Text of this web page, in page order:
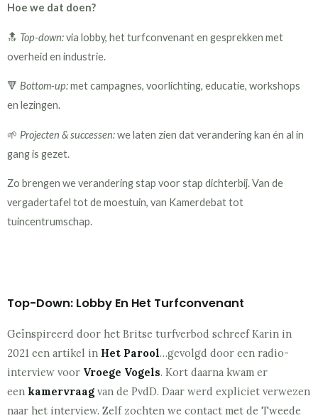
Hoe we dat doen?
🔝 Top-down:via lobby, het turfconvenant en gesprekken met
overheid en industrie.
🔻 Bottom-up:met campagnes, voorlichting, educatie, workshops
en lezingen.
🌱 Projecten & successen:we laten zien dat verandering kan én al in
gang is gezet.
Zo brengen we verandering stap voor stap dichterbij. Van de
vergadertafel tot de moestuin, van Kamerdebat tot
tuincentrumschap.
Top-Down: Lobby En Het Turfconvenant
Geïnspireerd door het Britse turfverbod schreef Karin in
2021 een artikel in Het Parool…gevolgd door een radio-
interview voor Vroege Vogels. Kort daarna kwam er
een kamervraag van de PvdD. Daar werd expliciet verwezen
naar het interview. Zelf zochten we contact met de Tweede